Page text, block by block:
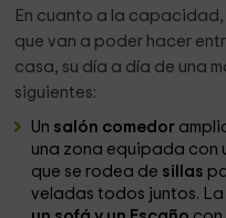
En cuanto a la capacidad,
que van a poder hacer
casa, su día a día de una
siguientes:
Un salón comedor
una zona equipada con
que se rodea de sillas
veladas todos juntos.